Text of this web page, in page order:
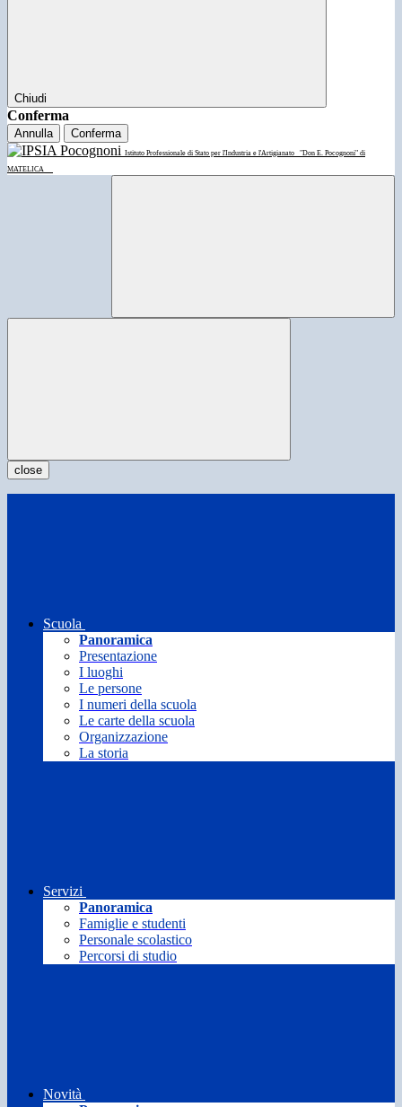
Chiudi
Conferma
Annulla Conferma
Istituto Professionale di Stato per l'Industria e l'Artigianato
"Don E. Pocognoni" di
MATELICA
close
Scuola
Panoramica
Presentazione
I luoghi
Le persone
I numeri della scuola
Le carte della scuola
Organizzazione
La storia
Servizi
Panoramica
Famiglie e studenti
Personale scolastico
Percorsi di studio
Novità